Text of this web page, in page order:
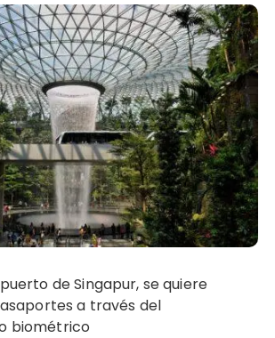
a través del
biométrico